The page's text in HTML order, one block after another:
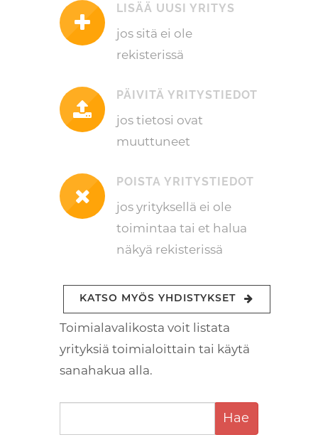
LISÄÄ UUSI YRITYS
jos sitä ei ole
rekisterissä
PÄIVITÄ YRITYSTIEDOT
jos tietosi ovat
muuttuneet
POISTA YRITYSTIEDOT
jos yrityksellä ei ole
toimintaa tai et halua
näkyä rekisterissä
KATSO MYÖS YHDISTYKSET
Toimialavalikosta voit listata
yrityksiä toimialoittain tai käytä
sanahakua alla.